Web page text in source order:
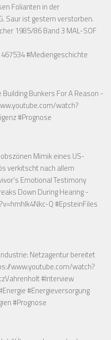
Folianten in der
Saur ist gestern verstorben.
1985/86 Band 3 MAL-SOF
#Mediengeschichte
Bunkers For A Reason -
watch?
#Prognose
Mimik eines US-
verkitscht nach allem
Emotional Testimony
Down During Hearing -
Q#EpsteinFiles
Netzagentur bereitet
www.youtube.com/watch?
#Interview
#Energieversorgung
#Prognose